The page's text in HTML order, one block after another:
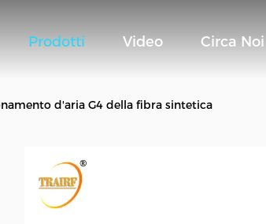
Prodotti Video Circa Noi
d'aria G4 della fibra sintetica